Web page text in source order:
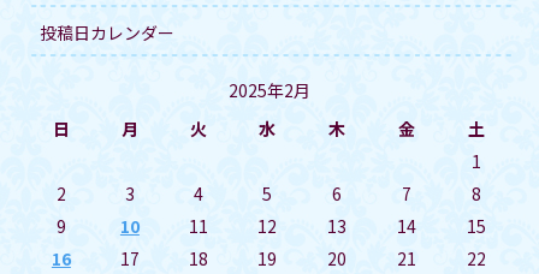
投稿日カレンダー
2025年2月
日
月 火 水 木 金
土
1
2
3 4 5 6 7
8
9
10 11 12 13 14
15
16
17 18 19 20 21 22